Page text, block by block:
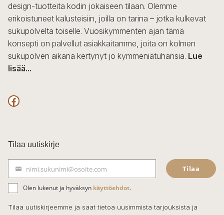
design-tuotteita kodin jokaiseen tilaan. Olemme
erikoistuneet kalusteisiin, joilla on tarina – jotka kulkevat
sukupolvelta toiselle. Vuosikymmenten ajan tämä
konsepti on palvellut asiakkaitamme, joita on kolmen
sukupolven aikana kertynyt jo kymmeniätuhansia. Lue
lisää...
F
c
e
b
o
o
Tilaa uutiskirje
ä
h
k
nimi.sukunimi@osoite.com Tilaa
Olen lukenut ja hyväksyn käyttöehdot.
Tilaa uutiskirjeemme ja saat tietoa uusimmista tarjouksista ja